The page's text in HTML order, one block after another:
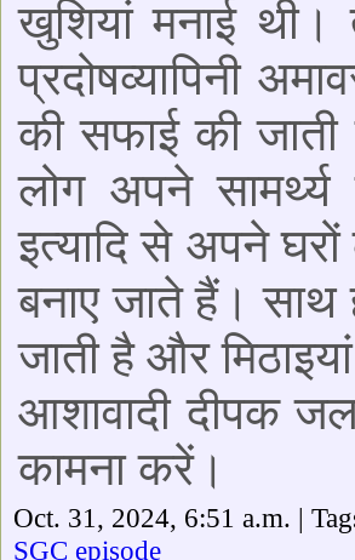
खुशियां मनाई
प्रदोषव्यापिनी
की सफाई की जाती
लोग अपने सामर्थ्य
इत्यादि से अपने
बनाए जाते हैं। साथ
जाती है और
आशावादी दीपक
कामना करें।
Oct. 31, 2024, 6:51 a.m. |
SGC episode